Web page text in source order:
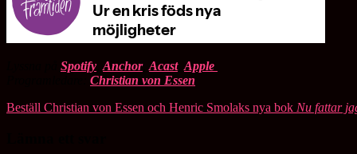
Spotify Anchor, Acast, Apple
Christian von Essen
Beställ Christian von Essen och Henric Smolaks nya bok Nu fattar